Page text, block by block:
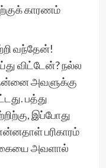
காரணம்
வந்தேன்!
விட்டேன்? நல்ல
அவளுக்கு
பத்து
இப்போது
பரிகாரம்
அவளால்